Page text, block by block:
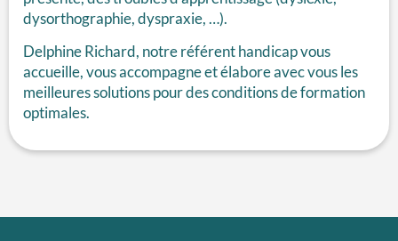
dysorthographie, dyspraxie, …).
Delphine Richard, notre référent handicap vous
accueille, vous accompagne et élabore avec vous les
meilleures solutions pour des conditions de formation
optimales.